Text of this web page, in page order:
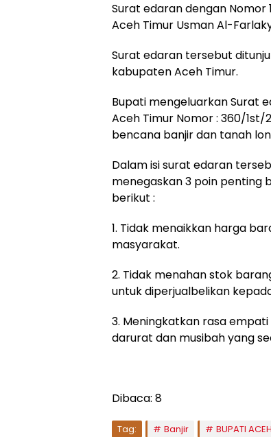
Surat edaran dengan Nomor
Aceh Timur Usman Al-
Surat edaran tersebut
kabupaten Aceh Timur.
Bupati mengeluarkan Surat
Aceh Timur Nomor : 360/
bencana banjir dan tanah
Dalam isi surat edaran
menegaskan 3 poin penting
berikut :
1. Tidak menaikkan harga
masyarakat.
2. Tidak menahan stok
untuk diperjualbelikan
3. Meningkatkan rasa
darurat dan musibah yang
Dibaca: 8
Tag: Banjir BUPATI